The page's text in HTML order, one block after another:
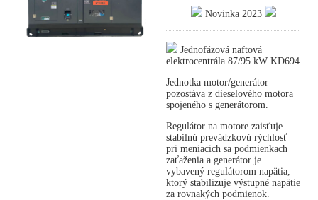
Novinka 2023
Jednofázová naftová
elektrocentrála 87/95 kW KD694
Jednotka motor/generátor
pozostáva z dieselového motora
spojeného s generátorom.
Regulátor na motore zaisťuje
stabilnú prevádzkovú rýchlosť
pri meniacich sa podmienkach
zaťaženia a generátor je
vybavený regulátorom napätia,
ktorý stabilizuje výstupné napätie
za rovnakých podmienok.